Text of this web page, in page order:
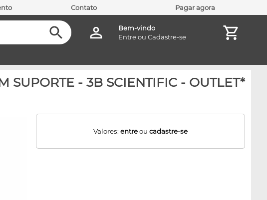
Contato Pagar agora
Bem-vindo
Entreou Cadastre-se
SUPORTE - 3B SCIENTIFIC - OUTLET*
Valores:entreoucadastre-se